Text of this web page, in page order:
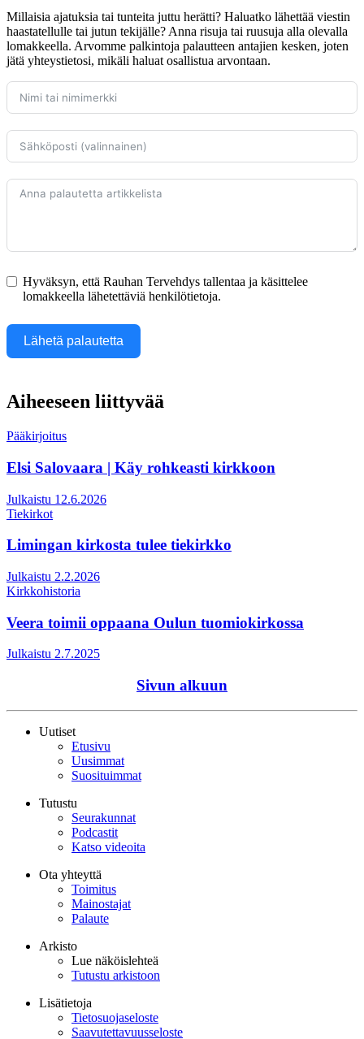
Millaisia ajatuksia tai tunteita juttu herätti? Haluatko lähettää viestin
haastatellulle tai jutun tekijälle? Anna risuja tai ruusuja alla olevalla
lomakkeella. Arvomme palkintoja palautteen antajien kesken, joten
jätä yhteystietosi, mikäli haluat osallistua arvontaan.
Hyväksyn, että Rauhan Tervehdys tallentaa ja käsittelee
lomakkeella lähetettäviä henkilötietoja.
Lähetä palautetta
Aiheeseen liittyvää
Pääkirjoitus
Elsi Salovaara | Käy rohkeasti kirkkoon
Julkaistu 12.6.2026
Tiekirkot
Limingan kirkosta tulee tiekirkko
Julkaistu 2.2.2026
Kirkkohistoria
Veera toimii oppaana Oulun tuomiokirkossa
Julkaistu 2.7.2025
Sivun alkuun
Uutiset
Etusivu
Uusimmat
Suosituimmat
Tutustu
Seurakunnat
Podcastit
Katso videoita
Ota yhteyttä
Toimitus
Mainostajat
Palaute
Arkisto
Lue näköislehteä
Tutustu arkistoon
Lisätietoja
Tietosuojaseloste
Saavutettavuusseloste